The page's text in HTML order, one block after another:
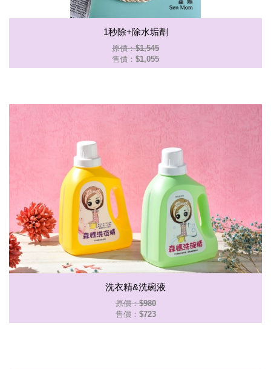
1秒除+除水垢劑
原價：$1,545
售價： $1,055
洗衣精&洗碗液
原價：$980
售價： $723